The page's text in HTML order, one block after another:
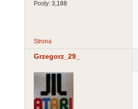
Posty: 3,188
Strona
Grzegorz_29_